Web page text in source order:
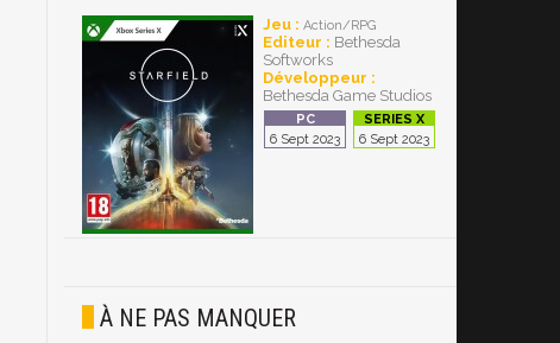
Jeu : Action/RPG
Editeur : Bethesda
Softworks
Développeur :
Bethesda Game Studios
6 Sept 2023 6 Sept 2023
À NE PAS MANQUER